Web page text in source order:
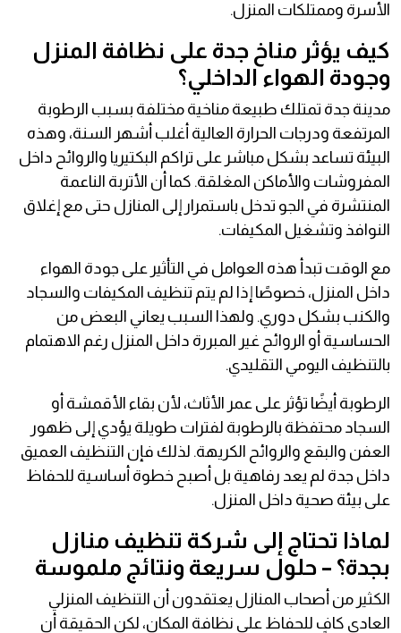
الأسرة وممتلكات المنزل.
كيف يؤثر مناخ جدة على نظافة المنزل
وجودة الهواء الداخلي؟
مدينة جدة تمتلك طبيعة مناخية مختلفة بسبب الرطوبة
المرتفعة ودرجات الحرارة العالية أغلب أشهر السنة، وهذه
البيئة تساعد بشكل مباشر على تراكم البكتيريا والروائح داخل
المفروشات والأماكن المغلقة. كما أن الأتربة الناعمة
المنتشرة في الجو تدخل باستمرار إلى المنازل حتى مع إغلاق
النوافذ وتشغيل المكيفات.
مع الوقت تبدأ هذه العوامل في التأثير على جودة الهواء
داخل المنزل، خصوصًا إذا لم يتم تنظيف المكيفات والسجاد
والكنب بشكل دوري. ولهذا السبب يعاني البعض من
الحساسية أو الروائح غير المبررة داخل المنزل رغم الاهتمام
بالتنظيف اليومي التقليدي.
الرطوبة أيضًا تؤثر على عمر الأثاث، لأن بقاء الأقمشة أو
السجاد محتفظة بالرطوبة لفترات طويلة يؤدي إلى ظهور
العفن والبقع والروائح الكريهة. لذلك فإن التنظيف العميق
داخل جدة لم يعد رفاهية بل أصبح خطوة أساسية للحفاظ
على بيئة صحية داخل المنزل.
لماذا تحتاج إلى شركة تنظيف منازل
بجدة؟ – حلول سريعة ونتائج ملموسة
الكثير من أصحاب المنازل يعتقدون أن التنظيف المنزلي
العادي كافٍ للحفاظ على نظافة المكان، لكن الحقيقة أن